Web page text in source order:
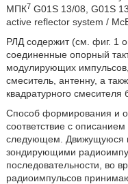
МПК7 G01S 13/08, G01S
active reflector system /
РЛД содержит (см. фиг. 1
соединенные опорный
модулирующих
смеситель, антенну, а
квадратурного смесителя
Способ формирования и
соответствие с
следующем. Движущуюся
зондирующими
последовательности, во
радиоимпульсов